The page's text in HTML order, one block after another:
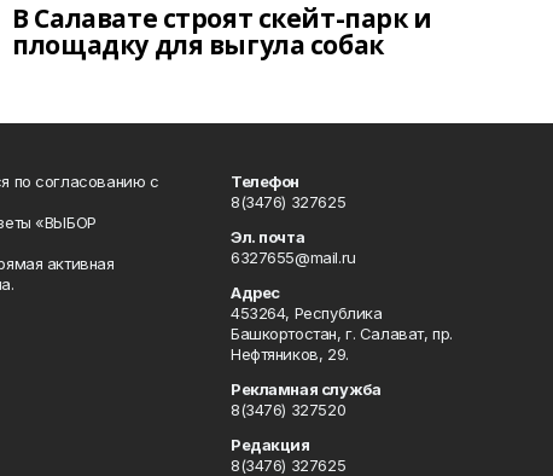
В Салавате строят скейт-парк и
площадку для выгула собак
по согласованию с
«ВЫБОР
активная
Телефон
8(3476) 327625
Эл. почта
6327655@mail.ru
Адрес
453264, Республика
Башкортостан, г. Салават, пр.
Нефтяников, 29.
Рекламная служба
8(3476) 327520
Редакция
8(3476) 327625